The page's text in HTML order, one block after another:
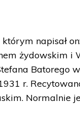
napisał
żydowskim i
Batorego
r.
Normalnie